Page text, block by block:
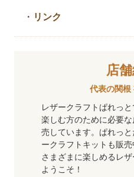
・ リンク
店
代表の関根
レザークラフトぱれっ
楽しむ方のために必要
売しています。ぱれっ
ークラフトキットも販
さまざまに楽しめるレザ
ようこそ！